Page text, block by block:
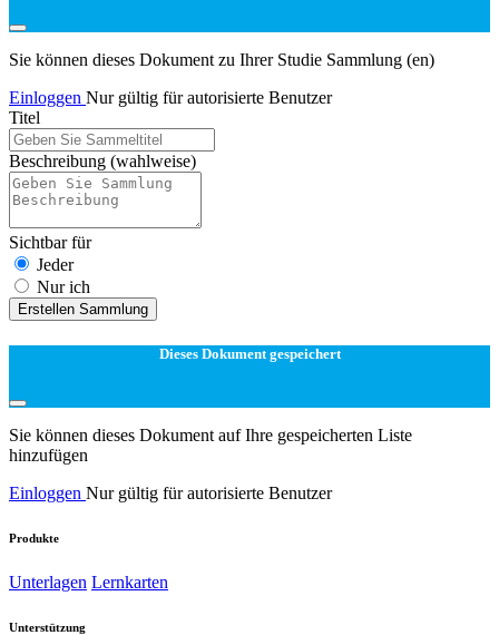
Sie können dieses Dokument zu Ihrer Studie Sammlung (en)
Einloggen Nur gültig für autorisierte Benutzer
Titel
Beschreibung (wahlweise)
Sichtbar für
Jeder
Nur ich
Erstellen Sammlung
Dieses Dokument gespeichert
Sie können dieses Dokument auf Ihre gespeicherten Liste
hinzufügen
Einloggen Nur gültig für autorisierte Benutzer
Produkte
Unterlagen Lernkarten
Unterstützung